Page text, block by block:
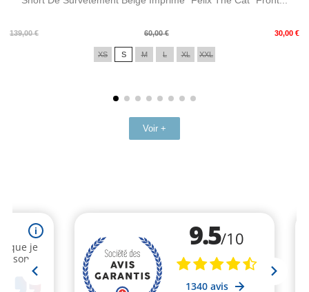
139,00 €
Prix
60,00 € 30,00 €
Prix
XS S M L XL XXL
Voir +